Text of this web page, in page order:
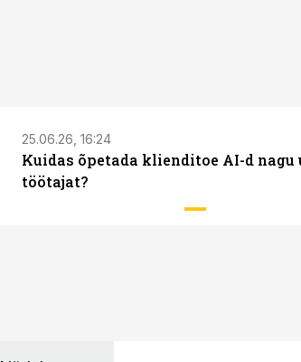
25.06.26, 16:24
Kuidas õpetada klienditoe AI-d nagu
töötajat?